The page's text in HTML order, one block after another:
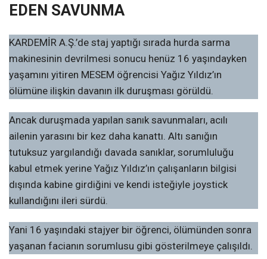
EDEN SAVUNMA
KARDEMİR A.Ş.’de staj yaptığı sırada hurda sarma
makinesinin devrilmesi sonucu henüz 16 yaşındayken
yaşamını yitiren MESEM öğrencisi Yağız Yıldız’ın
ölümüne ilişkin davanın ilk duruşması görüldü.
Ancak duruşmada yapılan sanık savunmaları, acılı
ailenin yarasını bir kez daha kanattı. Altı sanığın
tutuksuz yargılandığı davada sanıklar, sorumluluğu
kabul etmek yerine Yağız Yıldız’ın çalışanların bilgisi
dışında kabine girdiğini ve kendi isteğiyle joystick
kullandığını ileri sürdü.
Yani 16 yaşındaki stajyer bir öğrenci, ölümünden sonra
yaşanan facianın sorumlusu gibi gösterilmeye çalışıldı.